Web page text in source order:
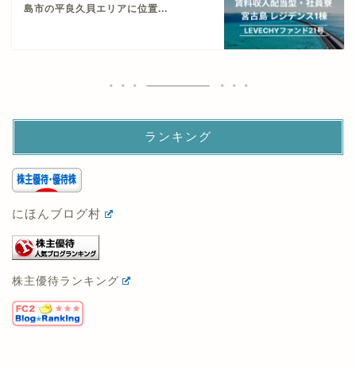
島市の平良久貝エリアに位置...
ランキング
にほんブログ村
株主優待ランキング